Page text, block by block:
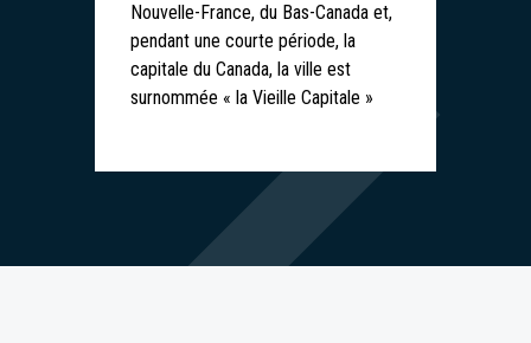
Nouvelle-France, du Bas-Canada et,
pendant une courte période, la
capitale du Canada, la ville est
surnommée « la Vieille Capitale »